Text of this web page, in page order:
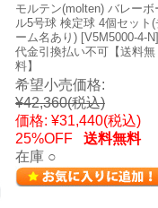
モルテン(molten) バレーボ
ル5号球 検定球 4個セット(
ーム名あり) [V5M5000-4-N]
代金引換払い不可【送料無
料】
希望小売価格:
¥42,360(税込)
価格: ¥31,440(税込)
25%OFF
送料無料
在庫 ○